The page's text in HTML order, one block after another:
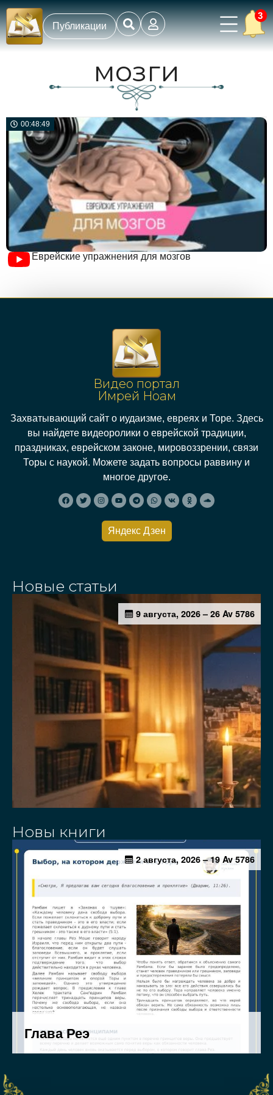
Публикации
3
мозги
00:48:49
Еврейские упражнения для мозгов
Видео портал
Имрей Ноам
Захватывающий сайт о иудаизме, евреях и Торе. Здесь
вы найдете видеоролики о еврейской традиции,
праздниках, еврейском законе, мировоззрении, связи
Торы с наукой. Можете задать вопросы раввину и
многое другое.
Яндекс Дзен
Новые статьи
Новы книги